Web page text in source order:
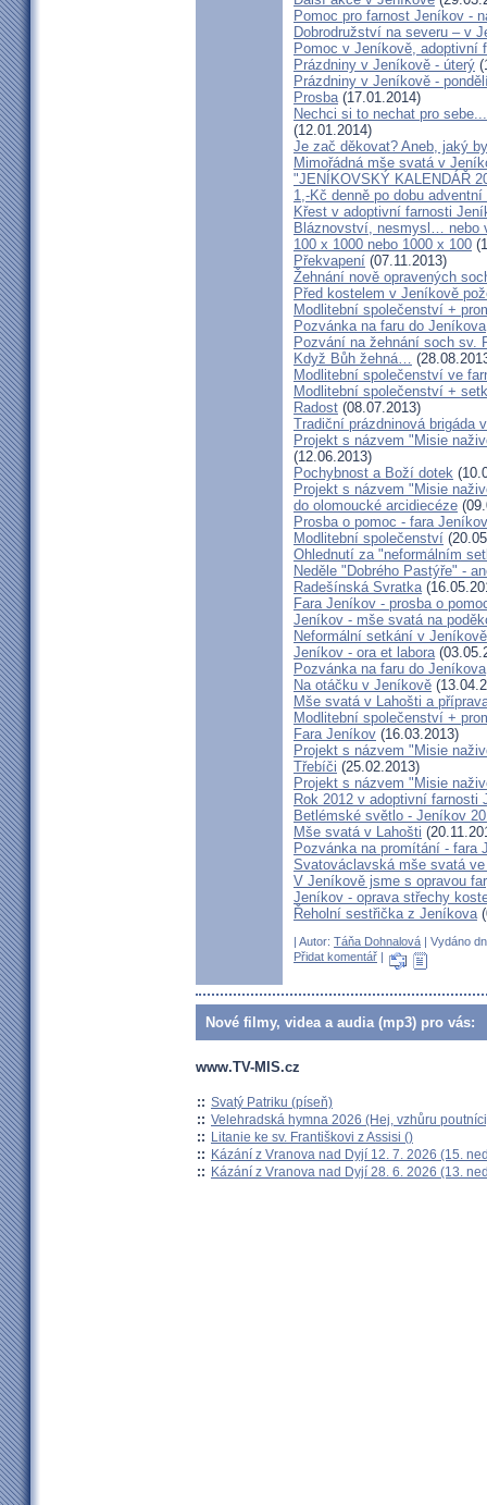
Pomoc pro farnost Jeníkov -
Dobrodružství na severu – v
Pomoc v Jeníkově, adoptivní
Prázdniny v Jeníkově - úterý
Prázdniny v Jeníkově -
Prosba (17.01.2014)
Nechci si to nechat pro
(12.01.2014)
Je zač děkovat? Aneb, jaký
Mimořádná mše svatá v
"JENÍKOVSKÝ KALENDÁŘ
1,-Kč denně po dobu
Křest v adoptivní farnosti
Bláznovství, nesmysl… nebo
100 x 1000 nebo 1000 x 100
Překvapení (07.11.2013)
Žehnání nově opravených
Před kostelem v Jeníkově
Modlitební společenství +
Pozvánka na faru do Jeníkova
Pozvání na žehnání soch sv.
Když Bůh žehná…
Modlitební společenství ve
Modlitební společenství +
Radost (08.07.2013)
Tradiční prázdninová brigáda
Projekt s názvem "Misie
(12.06.2013)
Pochybnost a Boží dotek
Projekt s názvem "Misie
do olomoucké arcidiecéze
Prosba o pomoc - fara Jeníkov
Modlitební společenství
Ohlednutí za "neformálním
Neděle "Dobrého Pastýře" -
Radešínská Svratka
Fara Jeníkov - prosba o
Jeníkov - mše svatá na
Neformální setkání v
Jeníkov - ora et labora
Pozvánka na faru do Jeníkova
Na otáčku v Jeníkově
Mše svatá v Lahošti a
Modlitební společenství +
Fara Jeníkov (16.03.2013)
Projekt s názvem "Misie
Třebíči (25.02.2013)
Projekt s názvem "Misie
Rok 2012 v adoptivní farnosti
Betlémské světlo - Jeníkov
Mše svatá v Lahošti
Pozvánka na promítání - fara
Svatováclavská mše svatá
V Jeníkově jsme s opravou
Jeníkov - oprava střechy
Řeholní sestřička z Jeníkova
| Autor: Táňa Dohnalová | Vydáno
Přidat komentář |
Nové filmy, videa a audia (mp3) pro vás:
www.TV-MIS.cz
:: Svatý Patriku (píseň)
:: Velehradská hymna 2026 (Hej, vzhůru
:: Litanie ke sv. Františkovi z Assisi ()
:: Kázání z Vranova nad Dyjí 12. 7. 2026 (15.
:: Kázání z Vranova nad Dyjí 28. 6. 2026 (13.